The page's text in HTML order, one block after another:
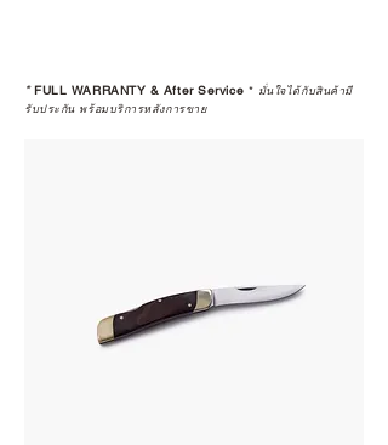
*FULL WARRANTY & After Service * มั่นใจได้กับสินค้ามี
รับประกัน พร้อมบริการหลังการขาย